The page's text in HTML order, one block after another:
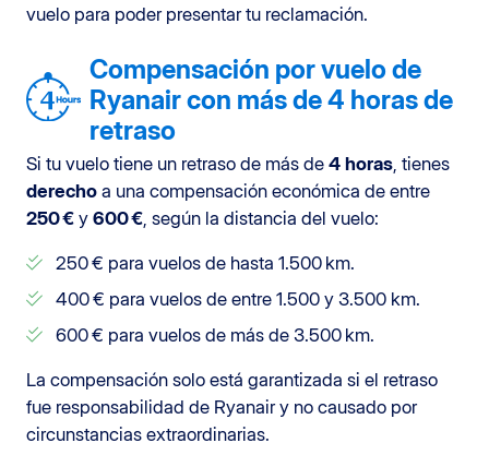
vuelo para poder presentar tu reclamación.
Compensación por vuelo de
Ryanair con más de 4 horas de
retraso
Si tu vuelo tiene un retraso de más de 4 horas, tienes
derecho a una compensación económica de entre
250 € y 600 €, según la distancia del vuelo:
250 € para vuelos de hasta 1.500 km.
400 € para vuelos de entre 1.500 y 3.500 km.
600 € para vuelos de más de 3.500 km.
La compensación solo está garantizada si el retraso
fue responsabilidad de Ryanair y no causado por
circunstancias extraordinarias.